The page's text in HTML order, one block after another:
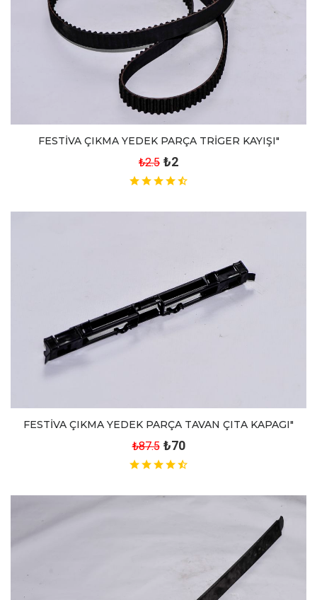
FESTİVA ÇIKMA YEDEK PARÇA TRİGER KAYIŞI"
₺2.5 ₺2
FESTİVA ÇIKMA YEDEK PARÇA TAVAN ÇITA KAPAGI"
₺87.5 ₺70